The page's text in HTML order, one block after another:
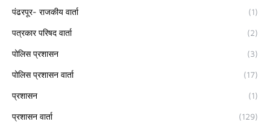
पंढरपूर- राजकीय वार्ता (1)
पत्रकार परिषद वार्ता (2)
पोलिस प्रशासन (3)
पोलिस प्रशासन वार्ता (17)
प्रशासन (1)
प्रशासन वार्ता (129)